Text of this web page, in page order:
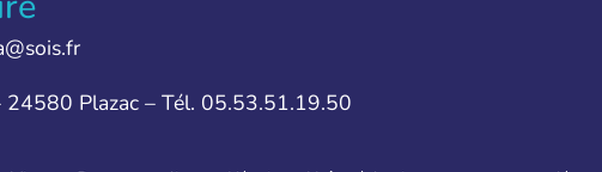
24580 Plazac – Tél. 05.53.51.19.50